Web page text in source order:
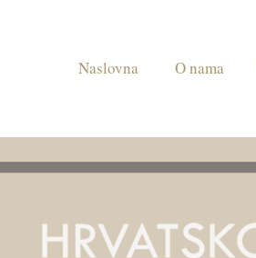
Naslovna O nama